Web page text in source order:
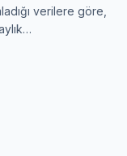
verilere göre,